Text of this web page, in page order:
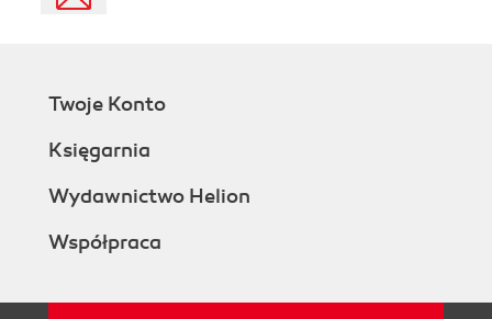
Twoje Konto
Księgarnia
Wydawnictwo Helion
Współpraca